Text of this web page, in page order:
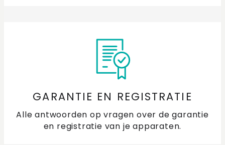
GARANTIE EN REGISTRATIE
Alle antwoorden op vragen over de garantie
en registratie van je apparaten.